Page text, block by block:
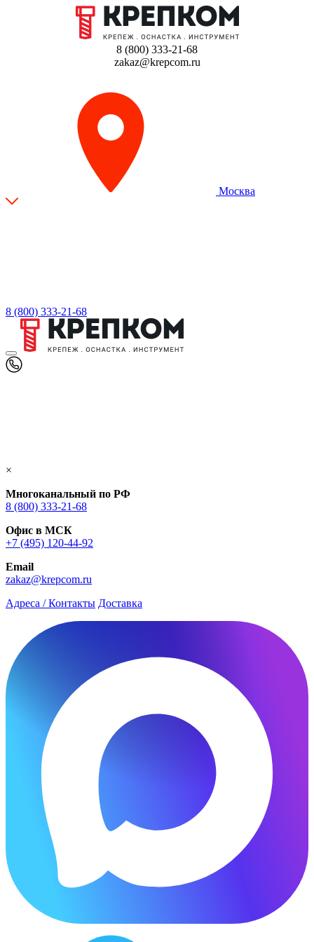
8 (800) 333-21-68
zakaz@krepcom.ru
Москва
8 (800) 333-21-68
×
Многоканальный по РФ
8 (800) 333‑21-68
Офис в МСК
+7 (495) 120-44-92
Email
zakaz@krepcom.ru
Адреса / Контакты Доставка